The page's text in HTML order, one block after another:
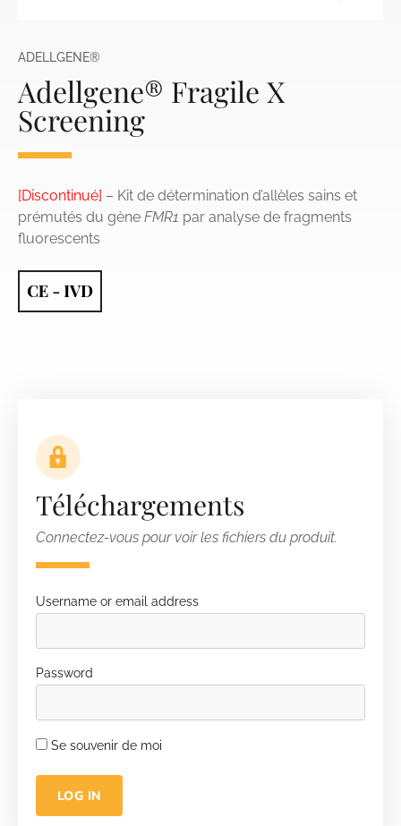
ADELLGENE®
Adellgene® Fragile X
Screening
[Discontinué] – Kit de détermination d’allèles sains et
prémutés du gène FMR1 par analyse de fragments
fluorescents
Téléchargements
Connectez-vous pour voir les fichiers du produit.
Username or email address
Password
Se souvenir de moi
LOG IN